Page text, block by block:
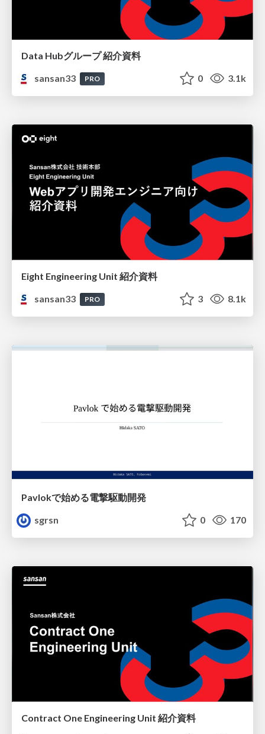
Data Hubグループ 紹介資料
sansan33
PRO 0 3.1k
Eight Engineering Unit 紹介資料
sansan33
PRO 3 8.1k
Pavlokで始める電撃駆動開発
sgrsn
0 170
Contract One Engineering Unit 紹介資料